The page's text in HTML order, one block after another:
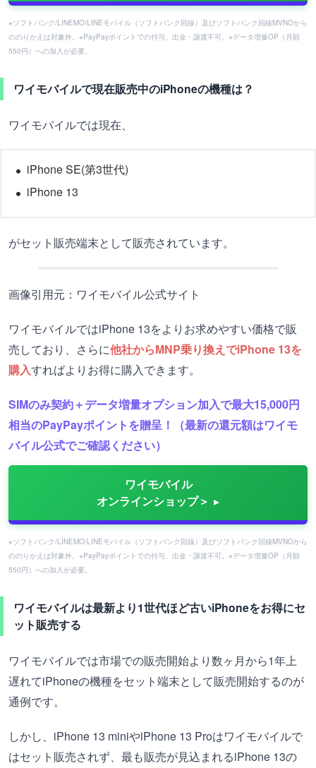
※ソフトバンク/LINEMO/LINEモバイル（ソフトバンク回線）及びソフトバンク回線MVNOから
ののりかえは対象外。※PayPayポイントでの付与、出金・譲渡不可。※データ増量OP（月額
550円）への加入が必要。
ワイモバイルで現在販売中のiPhoneの機種は？
ワイモバイルでは現在、
iPhone SE(第3世代)
iPhone 13
がセット販売端末として販売されています。
画像引用元：ワイモバイル公式サイト
ワイモバイルではiPhone 13をよりお求めやすい価格で販
売しており、さらに他社からMNP乗り換えでiPhone 13を
購入すればよりお得に購入できます。
SIMのみ契約＋データ増量オプション加入で最大15,000円
相当のPayPayポイントを贈呈！（最新の還元額はワイモ
バイル公式でご確認ください）
ワイモバイル
オンラインショップ＞
※ソフトバンク/LINEMO/LINEモバイル（ソフトバンク回線）及びソフトバンク回線MVNOから
ののりかえは対象外。※PayPayポイントでの付与、出金・譲渡不可。※データ増量OP（月額
550円）への加入が必要。
ワイモバイルは最新より1世代ほど古いiPhoneをお得にセ
ット販売する
ワイモバイルでは市場での販売開始より数ヶ月から1年上
遅れてiPhoneの機種をセット端末として販売開始するのが
通例です。
しかし、iPhone 13 miniやiPhone 13 Proはワイモバイルで
はセット販売されず、最も販売が見込まれるiPhone 13の